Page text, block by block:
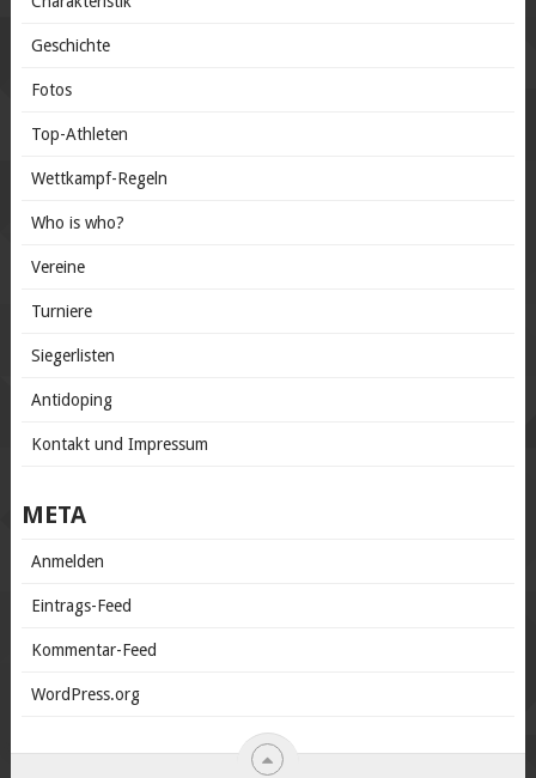
Geschichte
Fotos
Top-Athleten
Wettkampf-Regeln
Who is who?
Vereine
Turniere
Siegerlisten
Antidoping
Kontakt und Impressum
META
Anmelden
Eintrags-Feed
Kommentar-Feed
WordPress.org